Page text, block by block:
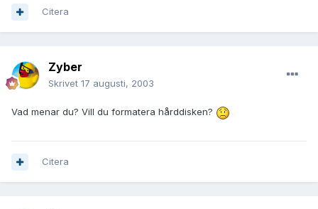
Citera
Zyber
Skrivet 17 augusti, 2003
Vad menar du? Vill du formatera hårddisken?
Citera